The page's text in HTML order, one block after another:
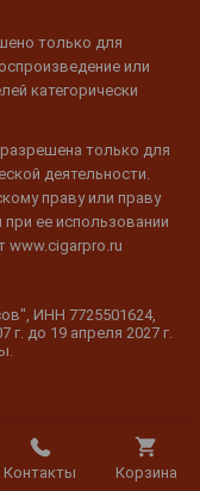
Контакты Корзина
только для
или
категорически
разрешена только для
деятельности.
праву или праву
ее использовании
www.cigarpro.ru
ИНН 7725501624,
г. до 19 апреля 2027 г.